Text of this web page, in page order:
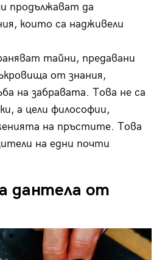
продължават да
които са надживели
тайни, предавани
от знания,
на забравата. Това не са
а цели философии,
на пръстите. Това
на едни почти
дантела от